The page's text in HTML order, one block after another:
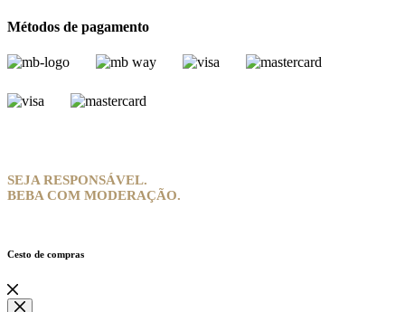
Métodos de pagamento
SEJA RESPONSÁVEL.
BEBA COM MODERAÇÃO.
Cesto de compras